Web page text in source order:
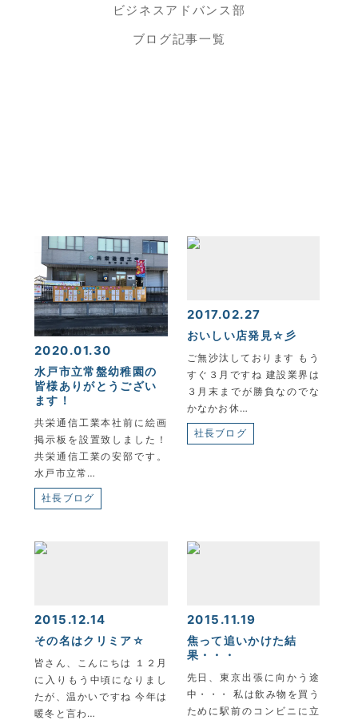
ビジネスアドバンス部
ブログ記事一覧
2020.01.30
水戸市立常盤幼稚園の
皆様ありがとうござい
ます！
共栄通信工業本社前に絵画
掲示板を設置致しました！
共栄通信工業の安部です。
水戸市立常…
社長ブログ
2017.02.27
おいしい店発見☆彡
ご無沙汰しております もう
すぐ３月ですね 建設業界は
３月末までが勝負なのでな
かなかお休…
社長ブログ
2015.12.14
その名はクリミア☆
皆さん、こんにちは １２月
に入りもう中頃になりまし
たが、温かいですね 今年は
暖冬と言わ…
2015.11.19
焦って追いかけた結
果・・・
先日、東京出張に向かう途
中・・・ 私は飲み物を買う
ために駅前のコンビニに立